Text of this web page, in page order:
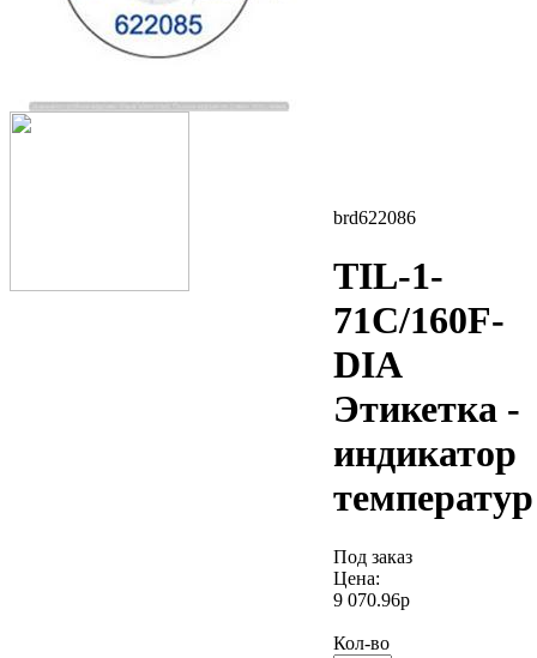
brd622086
TIL-1-
71C/160F-
DIA
Этикетка -
индикатор
температур
Под заказ
Цена:
9 070.96р
Кол-во